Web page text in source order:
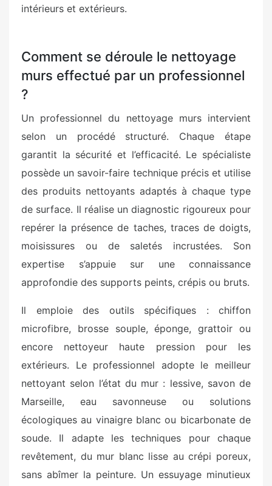
intérieurs et extérieurs.
Comment se déroule le nettoyage
murs effectué par un professionnel
?
Un professionnel du nettoyage murs intervient
selon un procédé structuré. Chaque étape
garantit la sécurité et l’efficacité. Le spécialiste
possède un savoir-faire technique précis et utilise
des produits nettoyants adaptés à chaque type
de surface. Il réalise un diagnostic rigoureux pour
repérer la présence de taches, traces de doigts,
moisissures ou de saletés incrustées. Son
expertise s’appuie sur une connaissance
approfondie des supports peints, crépis ou bruts.
Il emploie des outils spécifiques : chiffon
microfibre, brosse souple, éponge, grattoir ou
encore nettoyeur haute pression pour les
extérieurs. Le professionnel adopte le meilleur
nettoyant selon l’état du mur : lessive, savon de
Marseille, eau savonneuse ou solutions
écologiques au vinaigre blanc ou bicarbonate de
soude. Il adapte les techniques pour chaque
revêtement, du mur blanc lisse au crépi poreux,
sans abîmer la peinture. Un essuyage minutieux